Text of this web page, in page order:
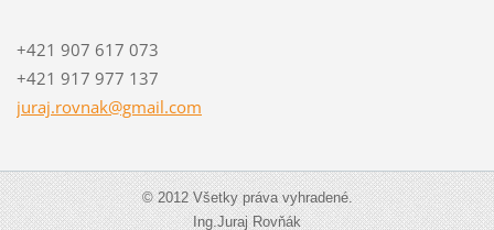
+421 907 617 073
+421 917 977 137
juraj.rovnak@gmail.com
© 2012 Všetky práva vyhradené.
Ing.Juraj Rovňák